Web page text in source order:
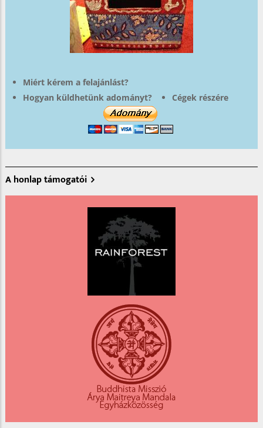
Miért kérem a felajánlást?
Hogyan küldhetünk adományt?
Cégek részére
A honlap támogatói